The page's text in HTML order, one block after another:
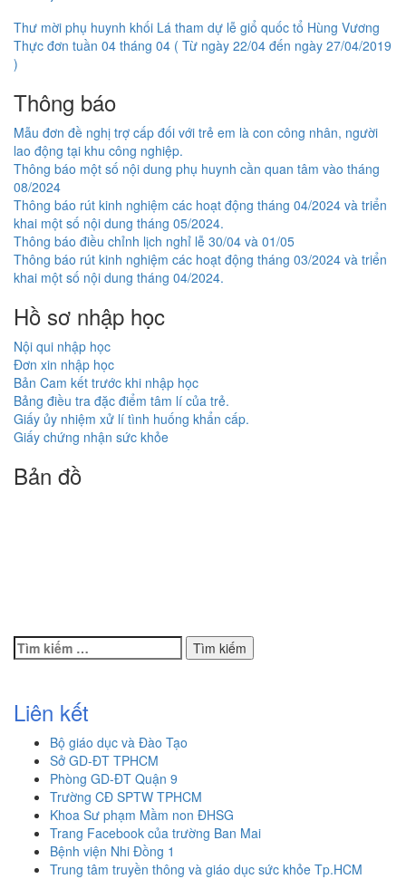
Điều
hướng
bài
viết
Thư mời phụ huynh khối Lá tham dự lễ giổ quốc tổ Hùng Vương
Thực đơn tuần 04 tháng 04 ( Từ ngày 22/04 đến ngày 27/04/2019
)
Thông báo
Mẫu đơn đề nghị trợ cấp đối với trẻ em là con công nhân, người
lao động tại khu công nghiệp.
Thông báo một số nội dung phụ huynh cần quan tâm vào tháng
08/2024
Thông báo rút kinh nghiệm các hoạt động tháng 04/2024 và triển
khai một số nội dung tháng 05/2024.
Thông báo điều chỉnh lịch nghỉ lễ 30/04 và 01/05
Thông báo rút kinh nghiệm các hoạt động tháng 03/2024 và triển
khai một số nội dung tháng 04/2024.
Hồ sơ nhập học
Nội qui nhập học
Đơn xin nhập học
Bản Cam kết trước khi nhập học
Bảng điều tra đặc điểm tâm lí của trẻ.
Giấy ủy nhiệm xử lí tình huống khẩn cấp.
Giấy chứng nhận sức khỏe
Bản đồ
Tìm
kiếm
Liên kết
Bộ giáo dục và Đào Tạo
Sở GD-ĐT TPHCM
Phòng GD-ĐT Quận 9
Trường CĐ SPTW TPHCM
Khoa Sư phạm Mầm non ĐHSG
Trang Facebook của trường Ban Mai
Bệnh viện Nhi Đồng 1
Trung tâm truyền thông và giáo dục sức khỏe Tp.HCM